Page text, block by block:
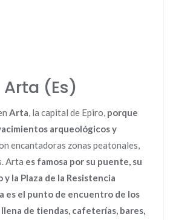
(Es)
Arta, la capital de Epiro, porque
arqueológicos y
encantadoras zonas peatonales,
Arta es famosa por su puente, su
la Plaza de la Resistencia
es el punto de encuentro de los
de tiendas, cafeterías, bares,